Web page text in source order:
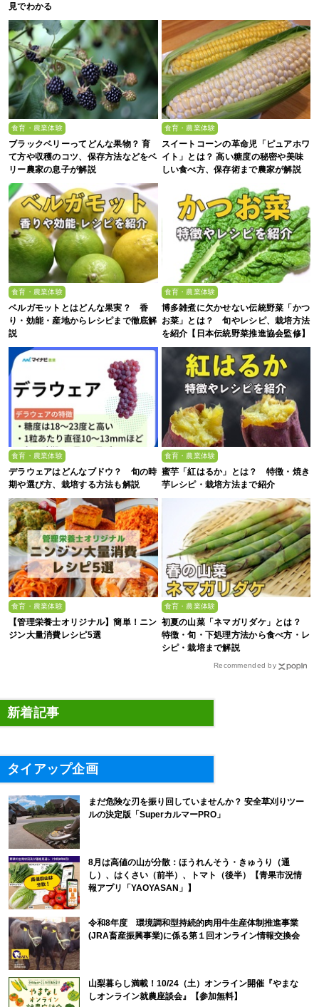
見でわかる
食育・農業体験
ブラックベリーってどんな果物？ 育
て方や収穫のコツ、保存方法などをベ
リー農家の息子が解説
食育・農業体験
スイートコーンの革命児「ピュアホワ
イト」とは？ 高い糖度の秘密や美味
しい食べ方、保存術まで農家が解説
食育・農業体験
ベルガモットとはどんな果実？ 香
り・効能・産地からレシピまで徹底解
説
食育・農業体験
博多雑煮に欠かせない伝統野菜「かつ
お菜」とは？ 旬やレシピ、栽培方法
を紹介【日本伝統野菜推進協会監修】
食育・農業体験
デラウェアはどんなブドウ？ 旬の時
期や選び方、栽培する方法も解説
食育・農業体験
蜜芋「紅はるか」とは？ 特徴・焼き
芋レシピ・栽培方法まで紹介
食育・農業体験
【管理栄養士オリジナル】簡単！ニン
ジン大量消費レシピ5選
食育・農業体験
初夏の山菜「ネマガリダケ」とは？
特徴・旬・下処理方法から食べ方・レ
シピ・栽培まで解説
Recommended by
新着記事
タイアップ企画
まだ危険な刃を振り回していませんか？ 安全草刈りツー
ルの決定版「SuperカルマーPRO」
8月は高値の山が分散：ほうれんそう・きゅうり（通
し）、はくさい（前半）、トマト（後半）【青果市況情
報アプリ「YAOYASAN」】
令和8年度 環境調和型持続的肉用牛生産体制推進事業
(JRA畜産振興事業)に係る第１回オンライン情報交換会
山梨暮らし満載！10/24（土）オンライン開催『やまな
しオンライン就農座談会』【参加無料】